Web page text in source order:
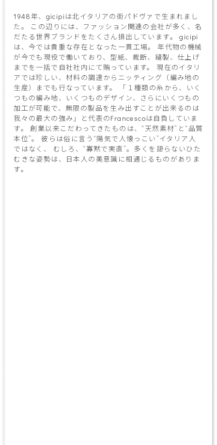
1948年、gicipiは北イタリアの街パドヴァで生まれまし
た。 この辺りには、ファッション関連の会社が多く、名
だたる世界ブランドをたくさん排出しています。 gicipi
は、今では貴重な存在となった一貫工場。 年代物の機械
が今でも現役で働いており、型紙、裁断、縫製、仕上げ
までを一括で自社社内にて賄っています。 現在のイタリ
アでは珍しい、材料の調達からニッティング（編み地の
生産）までも行なっています。 「１種類の糸から、いく
つもの編み地、いくつものデザイン、さらにいくつもの
加工が可能で、無限の製品を生み出すことが出来るのは
我々の最大の強み」と代表のFrancescoは自負していま
す。 創業以来こだわってきたものは、“天然素材”と“品質
本位”。 彼らは俗に言う“陽気で人懐っこい”イタリア人
ではなく、 むしろ、“寡黙で実直”。多くを語らないひた
むきな姿勢は、日本人の美意識に相通じるものがありま
す。